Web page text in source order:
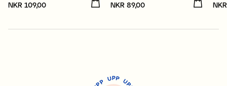
Pris :NKR 109,00
NKR 109,00 Pris :NKR 89,00
NKR 89,00
P
P UPP UP